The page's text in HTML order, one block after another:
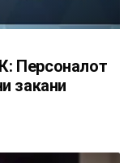
Персоналот
закани